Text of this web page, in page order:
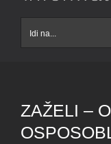
Idi na...
ZAŽELI –